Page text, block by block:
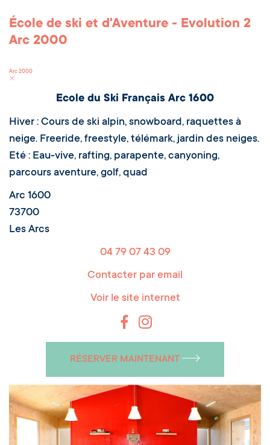
École de ski et d'Aventure - Evolution 2
Arc 2000
Arc 2000
Ecole du Ski Français Arc 1600
Hiver : Cours de ski alpin, snowboard, raquettes à
neige. Freeride, freestyle, télémark, jardin des neiges.
Eté : Eau-vive, rafting, parapente, canyoning,
parcours aventure, golf, quad
Arc 1600
73700
Les Arcs
04 79 07 43 09
Contacter par email
Voir le site internet
RÉSERVER MAINTENANT